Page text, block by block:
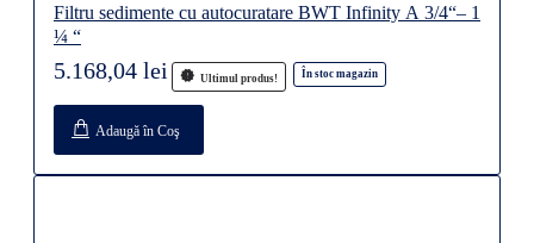
Filtru sedimente cu autocuratare BWT Infinity A 3/4“– 1
¼ “
Ultimul produs! În stoc magazin
5.168,04 lei
Adaugă în Coş